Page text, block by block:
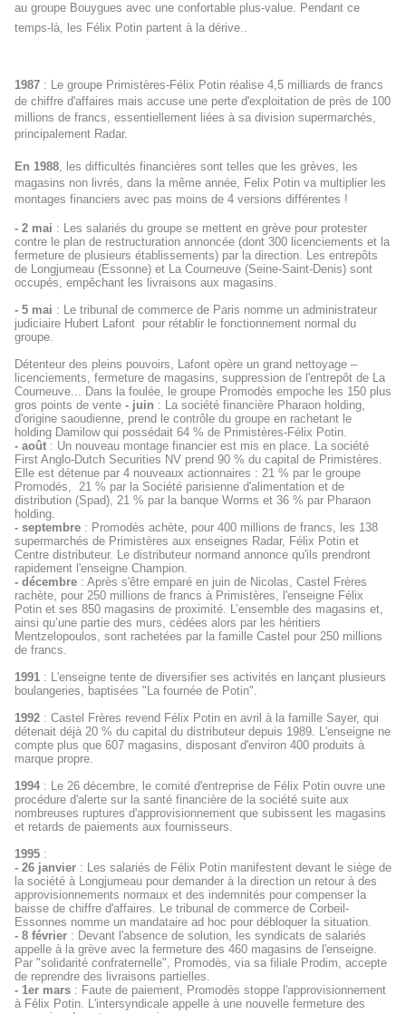
au groupe Bouygues avec une confortable plus-value. Pendant ce
temps-là, les Félix Potin partent à la dérive..
1987 : Le groupe Primistères-Félix Potin réalise 4,5 milliards de francs
de chiffre d'affaires mais accuse une perte d'exploitation de près de 100
millions de francs, essentiellement liées à sa division supermarchés,
principalement Radar.
En 1988, les difficultés financières sont telles que les grèves, les
magasins non livrés, dans la même année, Felix Potin va multiplier les
montages financiers avec pas moins de 4 versions différentes !
- 2 mai : Les salariés du groupe se mettent en grève pour protester
contre le plan de restructuration annoncée (dont 300 licenciements et la
fermeture de plusieurs établissements) par la direction. Les entrepôts
de Longjumeau (Essonne) et La Courneuve (Seine-Saint-Denis) sont
occupés, empêchant les livraisons aux magasins.
- 5 mai : Le tribunal de commerce de Paris nomme un administrateur
judiciaire Hubert Lafont pour rétablir le fonctionnement normal du
groupe.
Détenteur des pleins pouvoirs, Lafont opère un grand nettoyage –
licenciements, fermeture de magasins, suppression de l'entrepôt de La
Courneuve... Dans la foulée, le groupe Promodès empoche les 150 plus
gros points de vente - juin : La société financière Pharaon holding,
d'origine saoudienne, prend le contrôle du groupe en rachetant le
holding Damilow qui possédait 64 % de Primistères-Félix Potin.
- août : Un nouveau montage financier est mis en place. La société
First Anglo-Dutch Securities NV prend 90 % du capital de Primistères.
Elle est détenue par 4 nouveaux actionnaires : 21 % par le groupe
Promodés, 21 % par la Société parisienne d'alimentation et de
distribution (Spad), 21 % par la banque Worms et 36 % par Pharaon
holding.
- septembre : Promodès achète, pour 400 millions de francs, les 138
supermarchés de Primistères aux enseignes Radar, Félix Potin et
Centre distributeur. Le distributeur normand annonce qu'ils prendront
rapidement l'enseigne Champion.
- décembre : Après s'être emparé en juin de Nicolas, Castel Frères
rachète, pour 250 millions de francs à Primistères, l'enseigne Félix
Potin et ses 850 magasins de proximité. L’ensemble des magasins et,
ainsi qu’une partie des murs, cédées alors par les héritiers
Mentzelopoulos, sont rachetées par la famille Castel pour 250 millions
de francs.
1991 : L'enseigne tente de diversifier ses activités en lançant plusieurs
boulangeries, baptisées "La fournée de Potin".
1992 : Castel Frères revend Félix Potin en avril à la famille Sayer, qui
détenait déjà 20 % du capital du distributeur depuis 1989. L'enseigne ne
compte plus que 607 magasins, disposant d'environ 400 produits à
marque propre.
1994 : Le 26 décembre, le comité d'entreprise de Félix Potin ouvre une
procédure d'alerte sur la santé financière de la société suite aux
nombreuses ruptures d'approvisionnement que subissent les magasins
et retards de paiements aux fournisseurs.
1995 :
- 26 janvier : Les salariés de Félix Potin manifestent devant le siège de
la société à Longjumeau pour demander à la direction un retour à des
approvisionnements normaux et des indemnités pour compenser la
baisse de chiffre d'affaires. Le tribunal de commerce de Corbeil-
Essonnes nomme un mandataire ad hoc pour débloquer la situation.
- 8 février : Devant l'absence de solution, les syndicats de salariés
appelle à la grève avec la fermeture des 460 magasins de l'enseigne.
Par "solidarité confraternelle", Promodès, via sa filiale Prodim, accepte
de reprendre des livraisons partielles.
- 1er mars : Faute de paiement, Promodès stoppe l'approvisionnement
à Félix Potin. L'intersyndicale appelle à une nouvelle fermeture des